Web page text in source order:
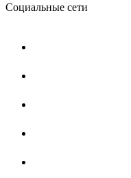
Социальные сети